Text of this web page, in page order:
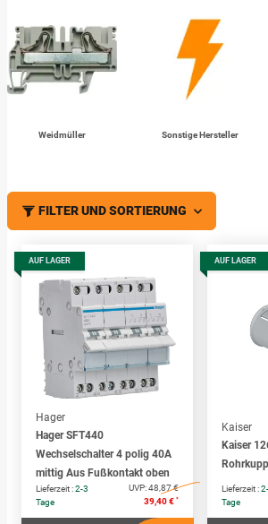
Weidmüller Sonstige Hersteller
FILTER UND SORTIERUNG
AUF LAGER
Hager
Hager SFT440
Wechselschalter 4 polig 40A
mittig Aus Fußkontakt oben
Lieferzeit :2-3
Tage
UVP:48,87 €
39,40 € *
AUF LAGER
Kaiser
Kaiser
Lieferzeit :
Tage